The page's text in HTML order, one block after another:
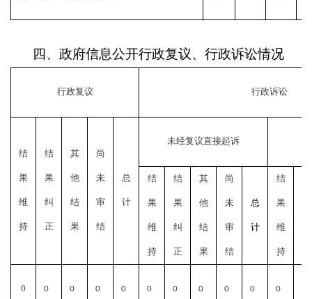
四、政府信息公开行政复议、行政诉讼情况
行政复议 行政诉讼
结
果
维
持
结
果
纠
正
其
他
结
果
尚
未
审
结
总
计
未经复议直接起诉
结
果
维
持
结
果
纠
正
其
他
结
果
尚
未
审
结
总
计
结
果
维
持
0 0 0 0 0 0 0 0 0 0 0